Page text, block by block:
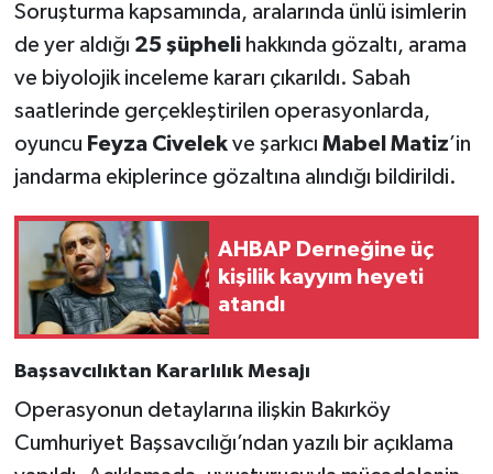
Soruşturma kapsamında, aralarında ünlü isimlerin
de yer aldığı 25 şüphelihakkında gözaltı, arama
ve biyolojik inceleme kararı çıkarıldı. Sabah
saatlerinde gerçekleştirilen operasyonlarda,
oyuncu Feyza Civelekve şarkıcı Mabel Matiz’in
jandarma ekiplerince gözaltına alındığı bildirildi.
AHBAP Derneğine üç
kişilik kayyım heyeti
atandı
Başsavcılıktan Kararlılık Mesajı
Operasyonun detaylarına ilişkin Bakırköy
Cumhuriyet Başsavcılığı’ndan yazılı bir açıklama